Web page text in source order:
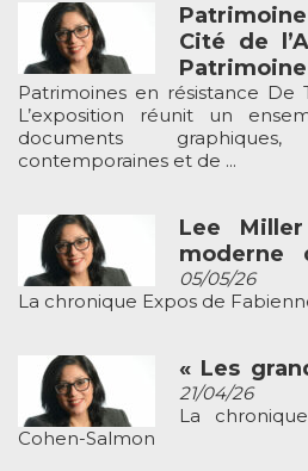
Cité de
Patrimoine
Patrimoines en résistance De
L’exposition réunit un
documents
contemporaines et de ...
Lee
moderne
05/05/26
La chronique Expos de
« Les
21/04/26
La
Cohen-Salmon